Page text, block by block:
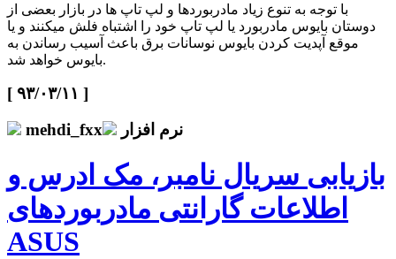
با توجه به تنوع زیاد مادربوردها و لپ تاپ ها در بازار بعضی از
دوستان بایوس مادربورد یا لپ تاپ خود را اشتباه فلش میکنند و یا
موقع آپدیت کردن بایوس نوسانات برق باعث آسیب رساندن به
بایوس خواهد شد.
[ ۹۳/۰۳/۱۱ ]
mehdi_fxx
نرم افزار
بازیابی سریال نامبر، مک ادرس و
اطلاعات گارانتی مادربوردهای
ASUS